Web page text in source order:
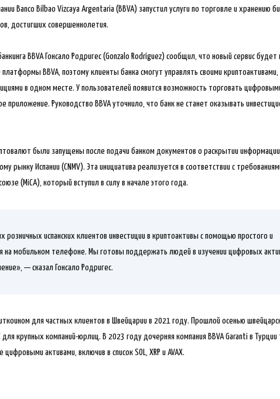
Banco Bilbao Vizcaya Argentaria (BBVA) запустил услуги по торговле и хранению
достигших совершеннолетия.
BBVA Гонсало Родригес (Gonzalo Rodríguez) сообщил, что новый сервис будет
BBVA, поэтому клиенты банка смогут управлять своими криптоактивами,
в одном месте. У пользователей появится возможность торговать
приложение. Руководство BBVA уточнило, что банк не станет оказывать
были запущены после подачи банком документов о раскрытии
рынку Испании (CNMV). Эта инициатива реализуется в соответствии с
(MiCA), который вступил в силу в начале этого года.
испанских клиентов инвестиции в криптоактивы с помощью простого и
на мобильном телефоне. Мы готовы поддержать людей в изучении цифровых
— сказал Гонсало Родригес.
для частных клиентов в Швейцарии в 2021 году. Прошлой осенью
для крупных компаний-юрлиц. В 2023 году дочерняя компания BBVA Garanti в
активами, включив в список SOL, XRP и AVAX.